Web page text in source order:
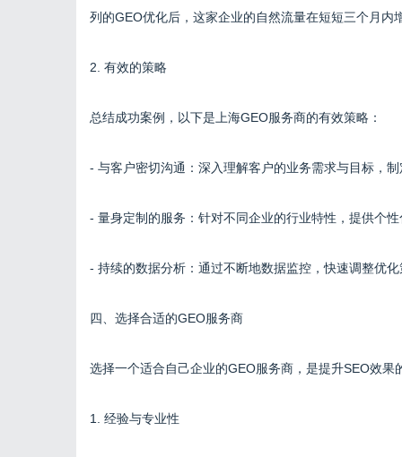
列的GEO优化后，这家企业的自然流量在短短三个月
2. 有效的策略
总结成功案例，以下是上海GEO服务商的有效策略：
- 与客户密切沟通：深入理解客户的业务需求与目标，
- 量身定制的服务：针对不同企业的行业特性，提供个
- 持续的数据分析：通过不断地数据监控，快速调整优
四、选择合适的GEO服务商
选择一个适合自己企业的GEO服务商，是提升SEO效
1. 经验与专业性